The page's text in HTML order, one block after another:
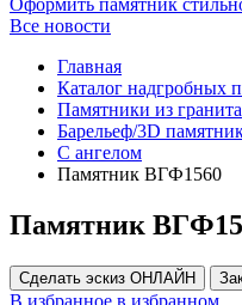
Оформить памятник
Все новости
Главная
Каталог надгробных
Памятники из гранита
Барельеф/3D
С ангелом
Памятник ВГФ1560
Памятник
Сделать эскиз ОНЛАЙН